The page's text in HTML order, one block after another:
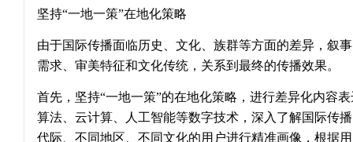
坚持“一地一策”在地化策略
由于国际传播面临历史、文化、族群等方面的差异，叙
需求、审美特征和文化传统，关系到最终的传播效果。
首先，坚持“一地一策”的在地化策略，进行差异化内容
算法、云计算、人工智能等数字技术，深入了解国际传
代际、不同地区、不同文化的用户进行精准画像，根据